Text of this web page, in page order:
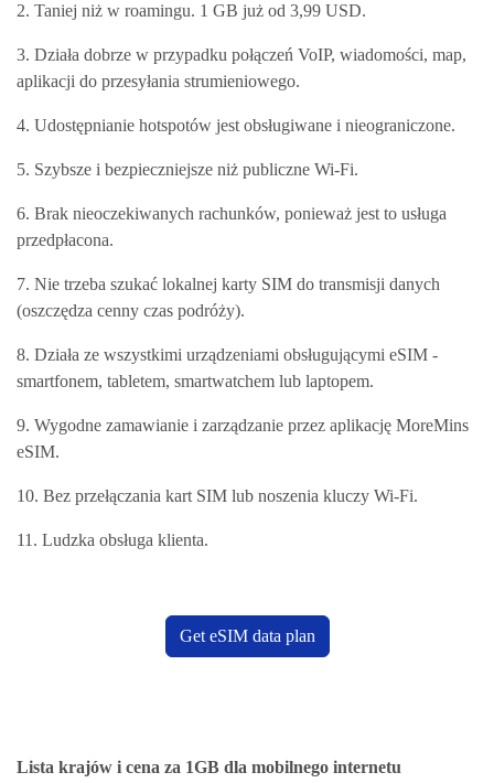
2. Taniej niż w roamingu. 1 GB już od 3,99 USD.
3. Działa dobrze w przypadku połączeń VoIP, wiadomości, map,
aplikacji do przesyłania strumieniowego.
4. Udostępnianie hotspotów jest obsługiwane i nieograniczone.
5. Szybsze i bezpieczniejsze niż publiczne Wi-Fi.
6. Brak nieoczekiwanych rachunków, ponieważ jest to usługa
przedpłacona.
7. Nie trzeba szukać lokalnej karty SIM do transmisji danych
(oszczędza cenny czas podróży).
8. Działa ze wszystkimi urządzeniami obsługującymi eSIM -
smartfonem, tabletem, smartwatchem lub laptopem.
9. Wygodne zamawianie i zarządzanie przez aplikację MoreMins
eSIM.
10. Bez przełączania kart SIM lub noszenia kluczy Wi-Fi.
11. Ludzka obsługa klienta.
Get eSIM data plan
Lista krajów i cena za 1GB dla mobilnego internetu